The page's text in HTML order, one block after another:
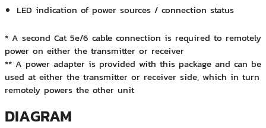
LED indication of power sources / connection status
* A second Cat 5e/6 cable connection is required to remotely
power on either the transmitter or receiver
** A power adapter is provided with this package and can be
used at either the transmitter or receiver side, which in turn
remotely powers the other unit
DIAGRAM